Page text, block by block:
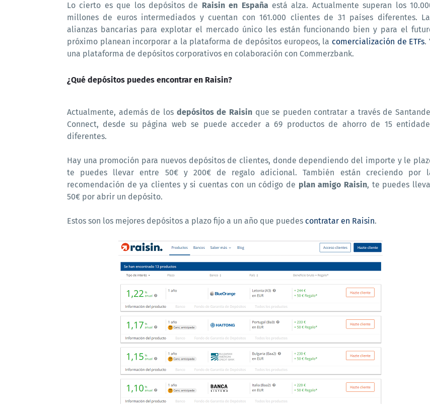
Lo cierto es que los depósitos de Raisin en Españaestá alza. Actualmente superan los
millones de euros intermediados y cuentan con 161.000 clientes de 31 países diferentes.
alianzas bancarias para explotar el mercado único les están funcionando bien y para el
próximo planean incorporar a la plataforma de depósitos europeos, la comercialización de ETFs.
una plataforma de depósitos corporativos en colaboración con Commerzbank.
¿Qué depósitos puedes encontrar en Raisin?
Actualmente, además de los depósitos de Raisinque se pueden contratar a través de
Connect, desde su página web se puede acceder a 69 productos de ahorro de 15
diferentes.
Hay una promoción para nuevos depósitos de clientes, donde dependiendo del importe y le
te puedes llevar entre 50€ y 200€ de regalo adicional. También están creciendo por
recomendación de ya clientes y si cuentas con un código de plan amigo Raisin, te puedes
50€ por abrir un depósito.
Estos son los mejores depósitos a plazo fijo a un año que puedes contratar en Raisin.